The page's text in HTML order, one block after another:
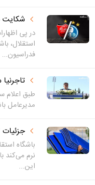
شکایت
در پی
استقلال،
فدراسیون...
طبق اعلام
مدیرعامل
جزئیات
باشگاه
نرم می‌کند
این...